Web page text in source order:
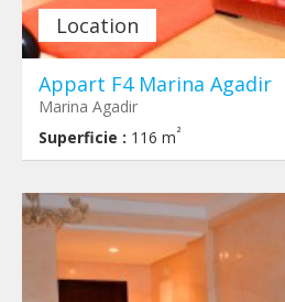
Location
Appart F4 Marina Agadir
Marina Agadir
Superficie : 116 m²